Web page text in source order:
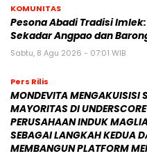
KOMUNITAS
Pesona Abadi Tradisi
Sekadar Angpao dan
Sabtu, 8 Agu 2026 - 07:01 WIB
Pers Rilis
MONDEVITA MENGAKUISISI
MAYORITAS DI
PERUSAHAAN INDUK
SEBAGAI LANGKAH KEDUA
MEMBANGUN PLATFORM